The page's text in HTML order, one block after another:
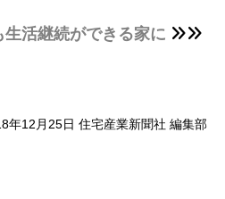
活継続ができる家に
年12月25日 住宅産業新聞社 編集部